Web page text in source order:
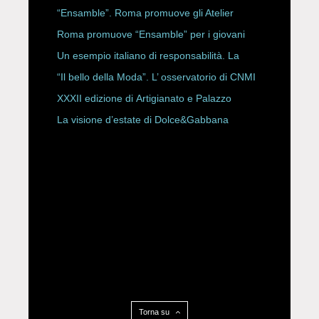
ROBERTA ANGELILLI
“Ensamble”. Roma promuove gli Atelier
Storici
Roma promuove “Ensamble” per i giovani
Un esempio italiano di responsabilità. La
Rete Slow Fiber
“Il bello della Moda”. L’ osservatorio di CNMI
XXXII edizione di Artigianato e Palazzo
La visione d’estate di Dolce&Gabbana
Torna su